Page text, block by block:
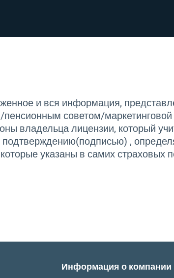
и вся информация,
советом/
владельца лицензии, который
,
указаны в самих страховых
Информация о компании